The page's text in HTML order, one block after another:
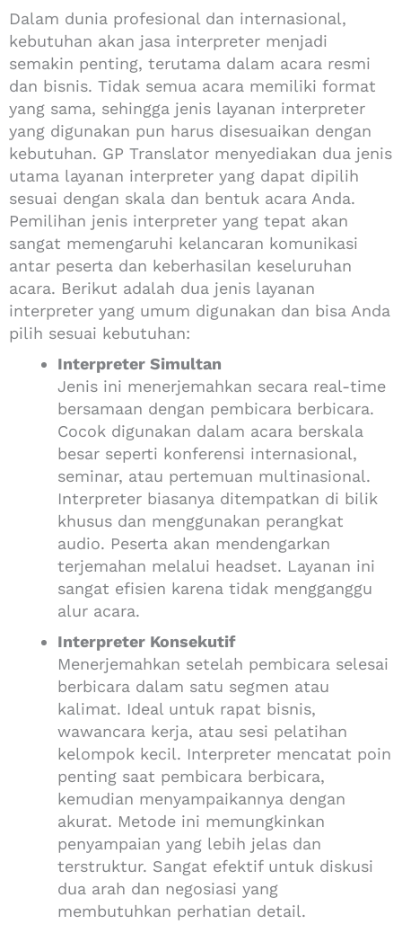
Dalam dunia profesional dan internasional,
kebutuhan akan jasa interpreter menjadi
semakin penting, terutama dalam acara resmi
dan bisnis. Tidak semua acara memiliki format
yang sama, sehingga jenis layanan interpreter
yang digunakan pun harus disesuaikan dengan
kebutuhan. GP Translator menyediakan dua jenis
utama layanan interpreter yang dapat dipilih
sesuai dengan skala dan bentuk acara Anda.
Pemilihan jenis interpreter yang tepat akan
sangat memengaruhi kelancaran komunikasi
antar peserta dan keberhasilan keseluruhan
acara. Berikut adalah dua jenis layanan
interpreter yang umum digunakan dan bisa Anda
pilih sesuai kebutuhan:
Interpreter Simultan
Jenis ini menerjemahkan secara real-time
bersamaan dengan pembicara berbicara.
Cocok digunakan dalam acara berskala
besar seperti konferensi internasional,
seminar, atau pertemuan multinasional.
Interpreter biasanya ditempatkan di bilik
khusus dan menggunakan perangkat
audio. Peserta akan mendengarkan
terjemahan melalui headset. Layanan ini
sangat efisien karena tidak mengganggu
alur acara.
Interpreter Konsekutif
Menerjemahkan setelah pembicara selesai
berbicara dalam satu segmen atau
kalimat. Ideal untuk rapat bisnis,
wawancara kerja, atau sesi pelatihan
kelompok kecil. Interpreter mencatat poin
penting saat pembicara berbicara,
kemudian menyampaikannya dengan
akurat. Metode ini memungkinkan
penyampaian yang lebih jelas dan
terstruktur. Sangat efektif untuk diskusi
dua arah dan negosiasi yang
membutuhkan perhatian detail.